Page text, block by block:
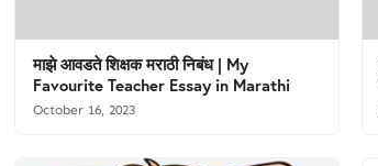
माझे आवडते शिक्षक मराठी निबंध | My
Favourite Teacher Essay in Marathi
October 16, 2023